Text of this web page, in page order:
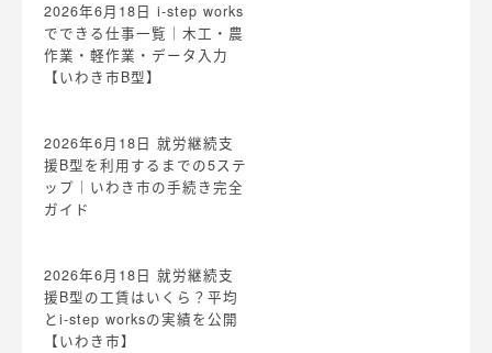
2026年6月18日 i-step works
でできる仕事一覧｜木工・農
作業・軽作業・データ入力
【いわき市B型】
2026年6月18日 就労継続支
援B型を利用するまでの5ステ
ップ｜いわき市の手続き完全
ガイド
2026年6月18日 就労継続支
援B型の工賃はいくら？平均
とi-step worksの実績を公開
【いわき市】